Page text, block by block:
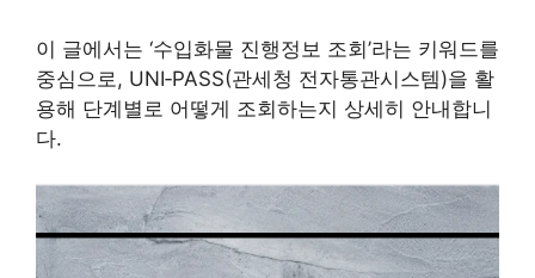
이 글에서는 ‘수입화물 진행정보 조회’라는 키워드를
중심으로, UNI‑PASS(관세청 전자통관시스템)을 활
용해 단계별로 어떻게 조회하는지 상세히 안내합니
다.